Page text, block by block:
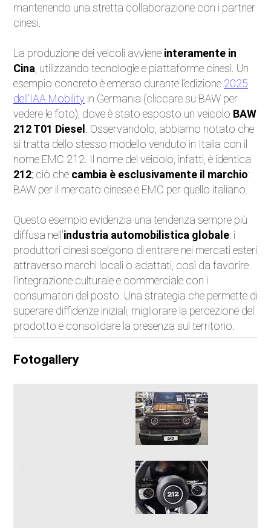
mantenendo una stretta collaborazione con i partner
cinesi.
La produzione dei veicoli avviene interamente in
Cina , utilizzando tecnologie e piattaforme cinesi. Un
esempio concreto è emerso durante l’edizione 2025
dell’IAA Mobility in Germania (cliccare su BAW per
vedere le foto), dove è stato esposto un veicolo BAW
212 T01 Diesel
. Osservandolo, abbiamo notato che
si tratta dello stesso modello venduto in Italia con il
nome EMC 212. Il nome del veicolo, infatti, è identica
212; ciò che cambia è esclusivamente il marchio:
BAW per il mercato cinese e EMC per quello italiano.
Questo esempio evidenzia una tendenza sempre più
diffusa nell'industria automobilistica globale: i
produttori cinesi scelgono di entrare nei mercati esteri
attraverso marchi locali o adattati, così da favorire
l’integrazione culturale e commerciale con i
consumatori del posto. Una strategia che permette di
superare diffidenze iniziali, migliorare la percezione del
prodotto e consolidare la presenza sul territorio.
Fotogallery